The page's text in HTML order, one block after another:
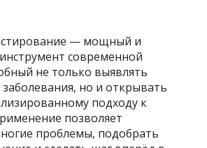
— мощный и
современной
не только выявлять
но и открывать
подходу к
позволяет
проблемы, подобрать